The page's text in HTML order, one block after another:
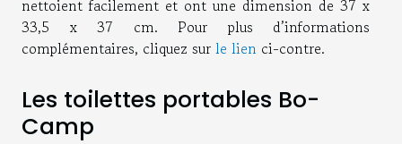
nettoient facilement et ont une dimension de 37 x
33,5 x 37 cm. Pour plus d’informations
complémentaires, cliquez sur le lien ci-contre.
Les toilettes portables Bo-
Camp